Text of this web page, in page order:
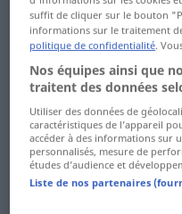
Teilnehmer ...
Temperament
temperamentvoll ...
Testament ...
Thermostat
suffit de cliquer sur le bouton
informations sur le traitement
politique de confidentialité.
Nos équipes ainsi que
traitent des données
Utiliser des données de
caractéristiques de l’appareil
accéder à des informations sur
personnalisés, mesure de
études d’audience et
Liste de nos partenaires